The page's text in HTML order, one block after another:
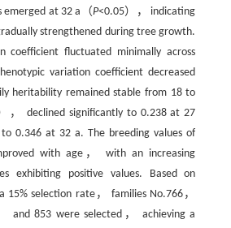
emerged at 32 a（P<0.05）， indicating
strengthened during tree growth.
coefficient fluctuated minimally across
variation coefficient decreased
heritability remained stable from 18 to
， declined significantly to 0.238 at 27
0.346 at 32 a. The breeding values of
with age， with an increasing
exhibiting positive values. Based on
15% selection rate， families No.766，
and 853 were selected， achieving a